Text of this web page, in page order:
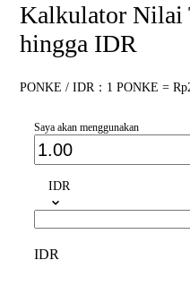
Kalkulator Nilai
hingga IDR
PONKE / IDR：1 PONKE =
Saya akan menggunakan
IDR
IDR